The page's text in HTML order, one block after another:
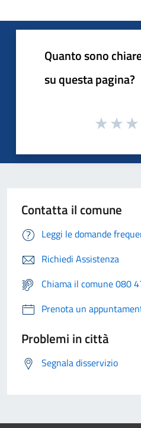
Quanto sono
su questa pagina?
Contatta il comune
Leggi le domande
Richiedi Assistenza
Chiama il comune 080
Prenota un
Problemi in città
Segnala disservizio